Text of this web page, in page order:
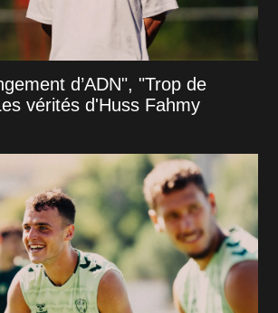
d’ADN", "Trop de
vérités d'Huss Fahmy